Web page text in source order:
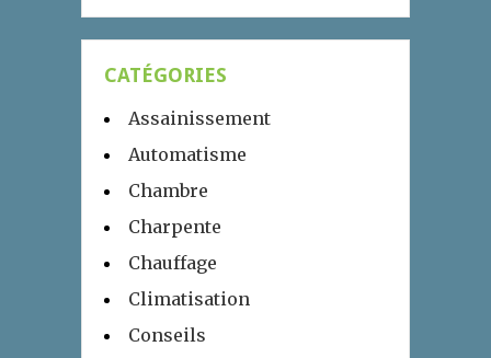
CATÉGORIES
Assainissement
Automatisme
Chambre
Charpente
Chauffage
Climatisation
Conseils